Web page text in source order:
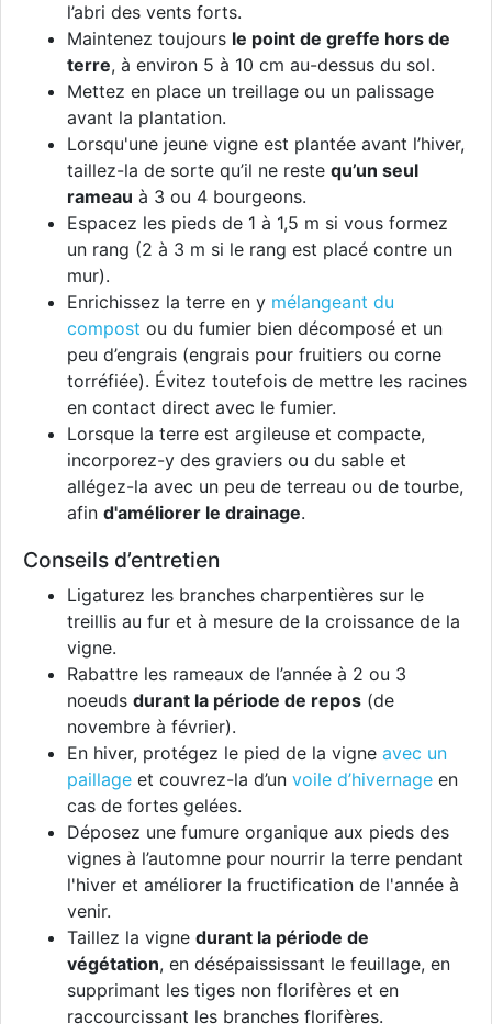
l’abri des vents forts.
Maintenez toujours le point de greffe hors de
terre, à environ 5 à 10 cm au-dessus du sol.
Mettez en place un treillage ou un palissage
avant la plantation.
Lorsqu'une jeune vigne est plantée avant l’hiver,
taillez-la de sorte qu’il ne reste qu’un seul
rameau à 3 ou 4 bourgeons.
Espacez les pieds de 1 à 1,5 m si vous formez
un rang (2 à 3 m si le rang est placé contre un
mur).
Enrichissez la terre en y mélangeant du
compost ou du fumier bien décomposé et un
peu d’engrais (engrais pour fruitiers ou corne
torréfiée). Évitez toutefois de mettre les racines
en contact direct avec le fumier.
Lorsque la terre est argileuse et compacte,
incorporez-y des graviers ou du sable et
allégez-la avec un peu de terreau ou de tourbe,
afin d'améliorer le drainage.
Conseils d’entretien
Ligaturez les branches charpentières sur le
treillis au fur et à mesure de la croissance de la
vigne.
Rabattre les rameaux de l’année à 2 ou 3
noeuds durant la période de repos (de
novembre à février).
En hiver, protégez le pied de la vigne avec un
paillage et couvrez-la d’un voile d’hivernage en
cas de fortes gelées.
Déposez une fumure organique aux pieds des
vignes à l’automne pour nourrir la terre pendant
l'hiver et améliorer la fructification de l'année à
venir.
Taillez la vigne durant la période de
végétation, en désépaississant le feuillage, en
supprimant les tiges non florifères et en
raccourcissant les branches florifères.